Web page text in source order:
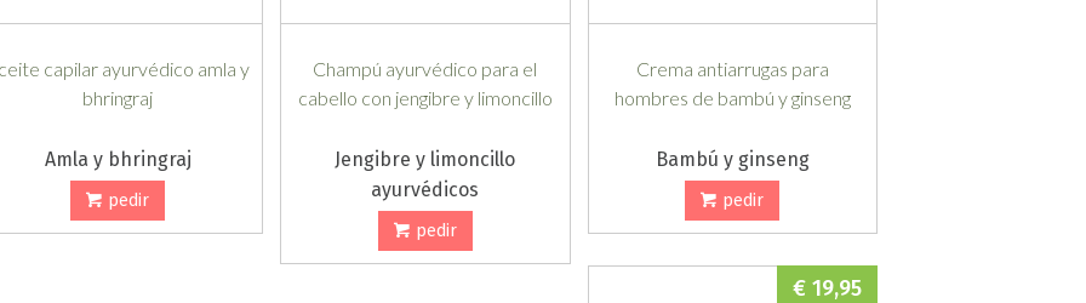
capilar ayurvédico amla y
bhringraj
Amla y bhringraj
pedir
Champú ayurvédico para el
cabello con jengibre y limoncillo
Jengibre y limoncillo
ayurvédicos
pedir
Crema antiarrugas para
hombres de bambú y ginseng
Bambú y ginseng
pedir
€ 19,95